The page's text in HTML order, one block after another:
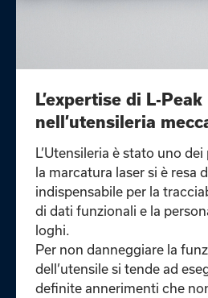
L’expertise di L-Peak
nell’utensileria
L’Utensileria è stato uno
la marcatura laser si è resa
indispensabile per la
di dati funzionali e la
loghi.
Per non danneggiare la
dell’utensile si tende ad
definite annerimenti che